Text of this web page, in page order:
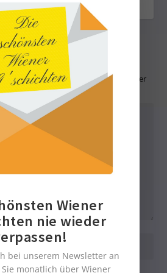
Antwort
nicht veröffentlicht. Erforderliche Felder
Wiener
nie wieder
bei unserem Newsletter an
monatlich über Wiener